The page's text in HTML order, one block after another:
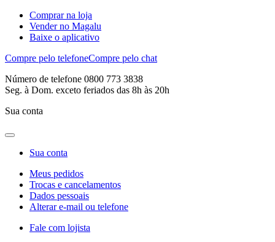
Comprar na loja
Vender no Magalu
Baixe o aplicativo
Compre pelo telefoneCompre pelo chat
Número de telefone 0800 773 3838
Seg. à Dom. exceto feriados das 8h às 20h
Sua conta
Sua conta
Meus pedidos
Trocas e cancelamentos
Dados pessoais
Alterar e-mail ou telefone
Fale com lojista